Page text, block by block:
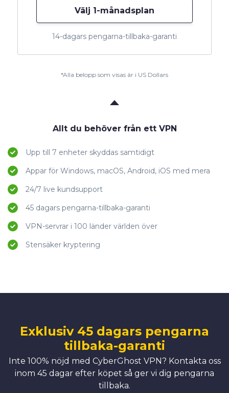
Välj 1-månadsplan
14-dagars pengarna-tillbaka-garanti
*Alla belopp som visas är i US Dollars
Allt du behöver från ett VPN
Upp till 7 enheter skyddas samtidigt
Appar för Windows, macOS, Android, iOS med mera
24/7 live kundsupport
45 dagars pengarna-tillbaka-garanti
VPN-servrar i 100 länder världen över
Stensäker kryptering
Exklusiv 45 dagars pengarna
tillbaka-garanti
Inte 100% nöjd med CyberGhost VPN? Kontakta oss
inom 45 dagar efter köpet så ger vi dig pengarna
tillbaka.